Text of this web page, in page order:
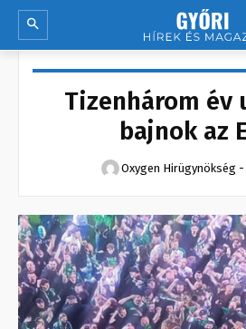
Tizenhárom év
bajnok az
Oxygen Hirügynökség -